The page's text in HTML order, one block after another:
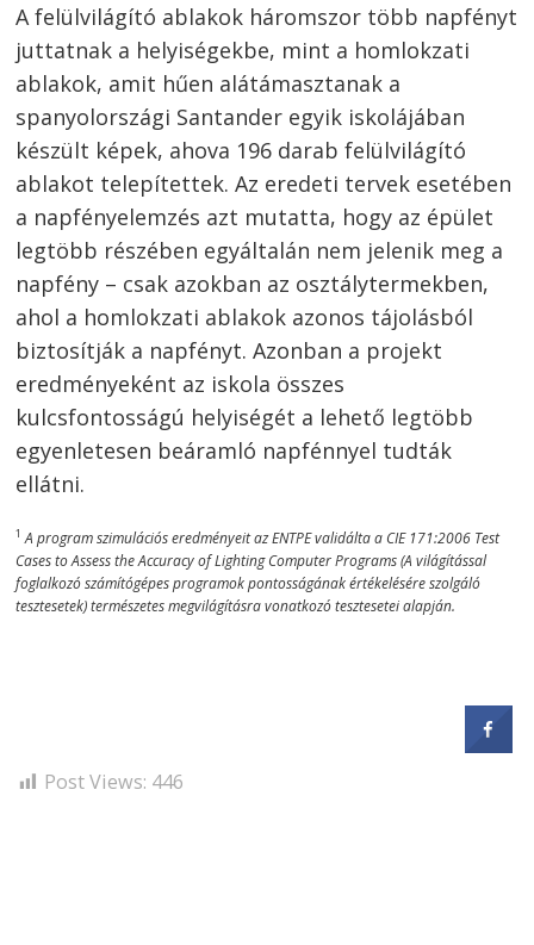
A felülvilágító ablakok háromszor több napfényt
juttatnak a helyiségekbe, mint a homlokzati
ablakok, amit hűen alátámasztanak a
spanyolországi Santander egyik iskolájában
készült képek, ahova 196 darab felülvilágító
ablakot telepítettek. Az eredeti tervek esetében
a napfényelemzés azt mutatta, hogy az épület
legtöbb részében egyáltalán nem jelenik meg a
napfény – csak azokban az osztálytermekben,
ahol a homlokzati ablakok azonos tájolásból
biztosítják a napfényt. Azonban a projekt
eredményeként az iskola összes
kulcsfontosságú helyiségét a lehető legtöbb
egyenletesen beáramló napfénnyel tudták
ellátni.
1 A program szimulációs eredményeit az ENTPE validálta a CIE 171:2006 Test
Cases to Assess the Accuracy of Lighting Computer Programs (A világítással
foglalkozó számítógépes programok pontosságának értékelésére szolgáló
tesztesetek) természetes megvilágításra vonatkozó tesztesetei alapján.
Post Views: 446